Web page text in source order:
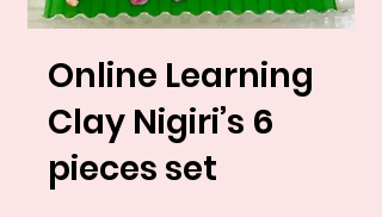
Online Learning
Clay Nigiri’s 6
pieces set